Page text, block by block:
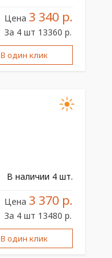
Цена 3 340 р.
За 4 шт 13360 р.
В один клик
В наличии 4 шт.
Цена 3 370 р.
За 4 шт 13480 р.
В один клик